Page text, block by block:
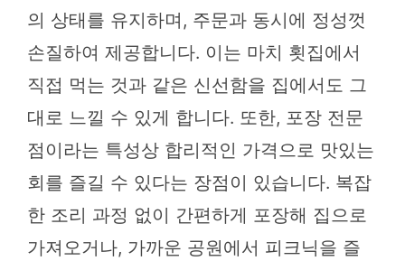
의 상태를 유지하며, 주문과 동시에 정성껏
손질하여 제공합니다. 이는 마치 횟집에서
직접 먹는 것과 같은 신선함을 집에서도 그
대로 느낄 수 있게 합니다. 또한, 포장 전문
점이라는 특성상 합리적인 가격으로 맛있는
회를 즐길 수 있다는 장점이 있습니다. 복잡
한 조리 과정 없이 간편하게 포장해 집으로
가져오거나, 가까운 공원에서 피크닉을 즐